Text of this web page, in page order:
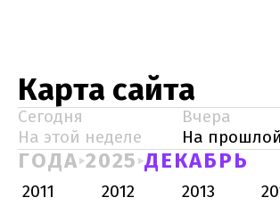
Карта сайта
Сегодня
Вчера
На этой неделе
На
ГОДА 2025 ДЕКАБРЬ
2011 2012 2013